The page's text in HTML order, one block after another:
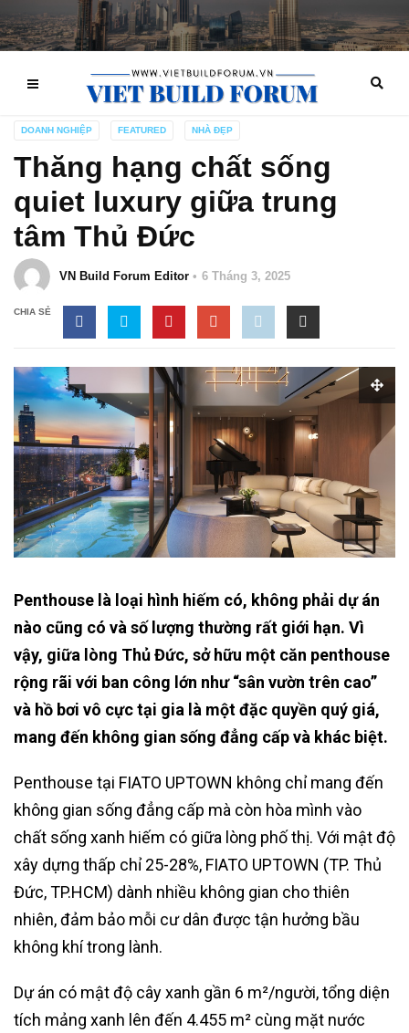
DOANH NGHIỆP FEATURED NHÀ ĐẸP
Thăng hạng chất sống
quiet luxury giữa trung
tâm Thủ Đức
VN Build Forum Editor 6 Tháng 3, 2025
CHIA SẺ
Penthouse là loại hình hiếm có, không phải dự án
nào cũng có và số lượng thường rất giới hạn. Vì
vậy, giữa lòng Thủ Đức, sở hữu một căn penthouse
rộng rãi với ban công lớn như “sân vườn trên cao”
và hồ bơi vô cực tại gia là một đặc quyền quý giá,
mang đến không gian sống đẳng cấp và khác biệt.
Penthouse tại FIATO UPTOWN không chỉ mang đến
không gian sống đẳng cấp mà còn hòa mình vào
chất sống xanh hiếm có giữa lòng phố thị. Với mật độ
xây dựng thấp chỉ 25-28%, FIATO UPTOWN (TP. Thủ
Đức, TP.HCM) dành nhiều không gian cho thiên
nhiên, đảm bảo mỗi cư dân được tận hưởng bầu
không khí trong lành.
Dự án có mật độ cây xanh gần 6 m²/người, tổng diện
tích mảng xanh lên đến 4.455 m² cùng mặt nước